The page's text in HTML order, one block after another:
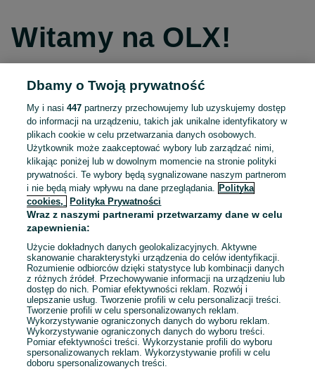
Witamy na OLX!
Kontynuuj przez Facebooka
Kontynuuj przez konto Apple
Kontynuuj przez konto Google
LUB
E-mail
Hasło
Dbamy o Twoją prywatność
My i nasi447 partnerzy przechowujemy lub uzyskujemy dostęp
do informacji na urządzeniu, takich jak unikalne identyfikatory w
plikach cookie w celu przetwarzania danych osobowych.
Użytkownik może zaakceptować wybory lub zarządzać nimi,
klikając poniżej lub w dowolnym momencie na stronie polityki
prywatności. Te wybory będą sygnalizowane naszym partnerom
i nie będą miały wpływu na dane przeglądania.
Polityka
cookies,
Polityka Prywatności
Wraz z naszymi partnerami przetwarzamy dane w celu
zapewnienia:
Użycie dokładnych danych geolokalizacyjnych. Aktywne
skanowanie charakterystyki urządzenia do celów identyfikacji.
Rozumienie odbiorców dzięki statystyce lub kombinacji danych
z różnych źródeł. Przechowywanie informacji na urządzeniu lub
dostęp do nich. Pomiar efektywności reklam. Rozwój i
ulepszanie usług. Tworzenie profili w celu personalizacji treści.
Tworzenie profili w celu spersonalizowanych reklam.
Wykorzystywanie ograniczonych danych do wyboru reklam.
Wykorzystywanie ograniczonych danych do wyboru treści.
Pomiar efektywności treści. Wykorzystanie profili do wyboru
spersonalizowanych reklam. Wykorzystywanie profili w celu
doboru spersonalizowanych treści.